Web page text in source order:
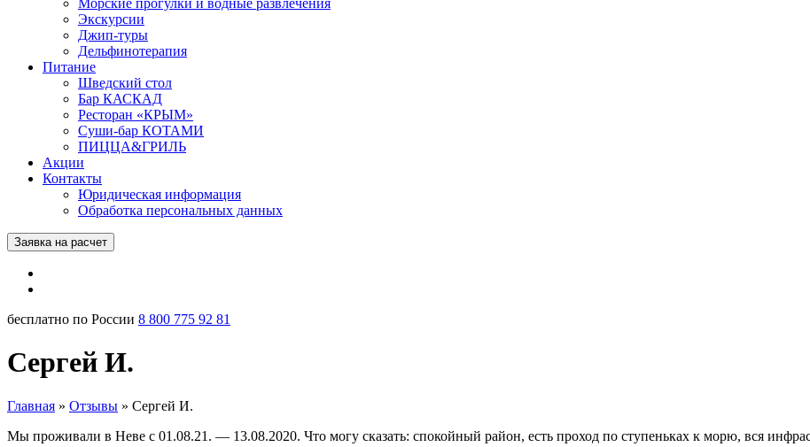
Морские прогулки и водные развлечения
Экскурсии
Джип-туры
Дельфинотерапия
Питание
Шведский стол
Бар КАСКАД
Ресторан «КРЫМ»
Суши-бар КОТАМИ
ПИЦЦА&ГРИЛЬ
Акции
Контакты
Юридическая информация
Обработка персональных данных
Заявка на расчет
бесплатно по России 8 800 775 92 81
Сергей И.
Главная » Отзывы » Сергей И.
Мы проживали в Неве с 01.08.21. — 13.08.2020. Что могу сказать: спокойный район, есть проход по ступеньках к морю, вся